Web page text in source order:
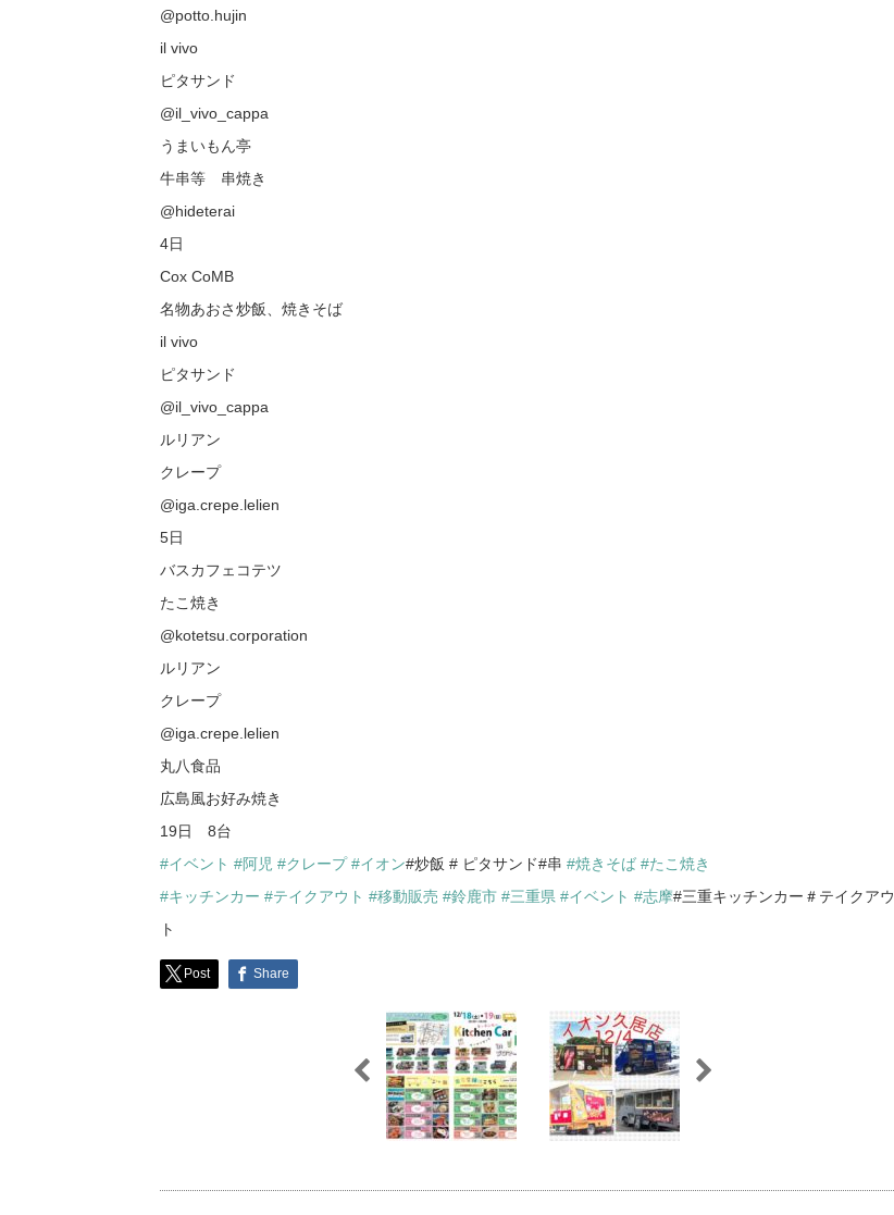
@potto.hujin
il vivo
ピタサンド
@il_vivo_cappa
うまいもん亭
牛串等 串焼き
@hideterai
4日
Cox CoMB
名物あおさ炒飯、焼きそば
il vivo
ピタサンド
@il_vivo_cappa
ルリアン
クレープ
@iga.crepe.lelien
5日
バスカフェコテツ
たこ焼き
@kotetsu.corporation
ルリアン
クレープ
@iga.crepe.lelien
丸八食品
広島風お好み焼き
19日 8台
#イベント #阿児 #クレープ #イオン#炒飯 # ピタサンド#串 #焼きそば #たこ焼き
#キッチンカー #テイクアウト #移動販売 #鈴鹿市 #三重県 #イベント #志摩#三重キッチンカー＃テイクアウ
ト
Post Share